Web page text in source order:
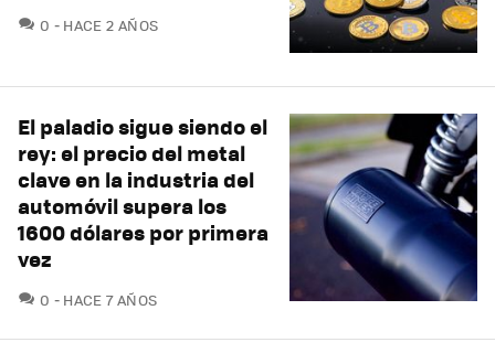
0 COMENTARIOS
HACE 2 AÑOS
El paladio sigue siendo el
rey: el precio del metal
clave en la industria del
automóvil supera los
1600 dólares por primera
vez
0 COMENTARIOS
HACE 7 AÑOS